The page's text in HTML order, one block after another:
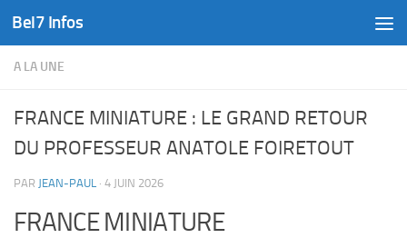
Skip to content
Bel7 Infos
A LA UNE
FRANCE MINIATURE : LE GRAND RETOUR
DU PROFESSEUR ANATOLE FOIRETOUT
PAR JEAN-PAUL · 4 JUIN 2026
FRANCE MINIATURE